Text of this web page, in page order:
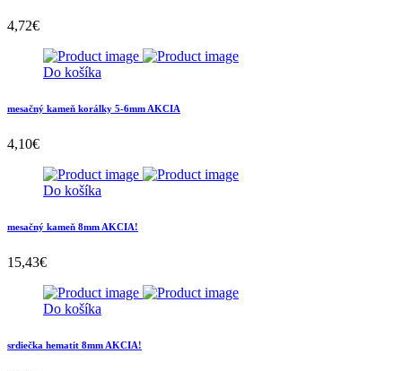
4,72€
Do košíka
mesačný kameň korálky 5-6mm AKCIA
4,10€
Do košíka
mesačný kameň 8mm AKCIA!
15,43€
Do košíka
srdiečka hematit 8mm AKCIA!